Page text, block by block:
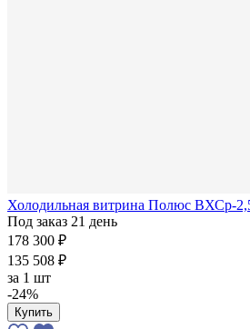
Холодильная витрина Полюс ВХСр-
Под заказ 21 день
178 300 ₽
135 508 ₽
за 1 шт
-24%
Купить